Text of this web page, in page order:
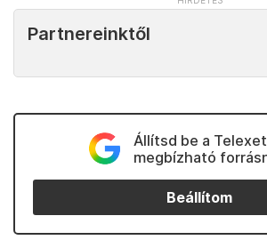
Partnereinktől
Állítsd be a Telexet
megbízható
Beállítom